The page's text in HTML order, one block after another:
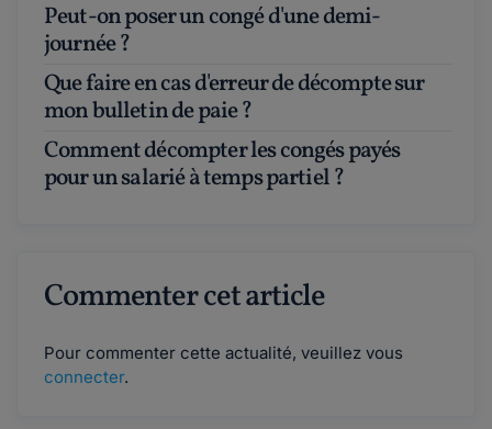
Peut-on poser un congé d'une demi-
journée ?
Que faire en cas d'erreur de décompte sur
mon bulletin de paie ?
Comment décompter les congés payés
pour un salarié à temps partiel ?
Commenter cet article
Pour commenter cette actualité, veuillez vous
connecter.